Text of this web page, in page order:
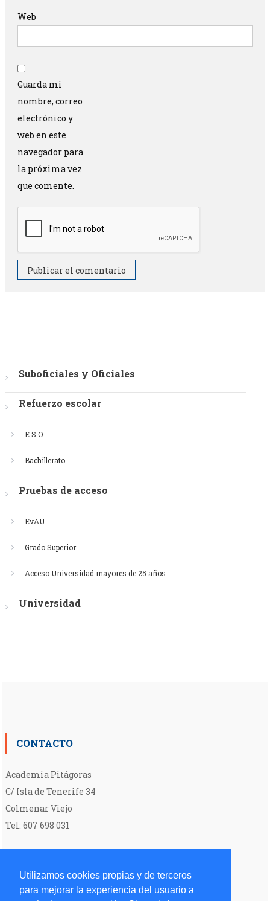
Utilizamos cookies propias y de terceros
para mejorar la experiencia del usuario a
Web
Guarda mi
nombre, correo
electrónico y
web en este
navegador para
la próxima vez
que comente.
Suboficiales y Oficiales
Refuerzo escolar
E.S.O
Bachillerato
Pruebas de acceso
EvAU
Grado Superior
Acceso Universidad mayores de 25 años
Universidad
CONTACTO
Academia Pitágoras
C/ Isla de Tenerife 34
Colmenar Viejo
Tel: 607 698 031